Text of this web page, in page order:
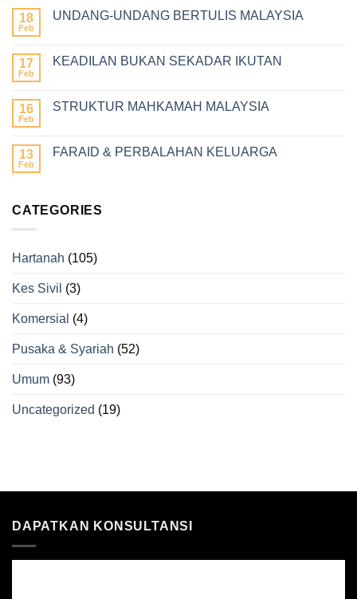
18
Feb
UNDANG-UNDANG BERTULIS MALAYSIA
17
Feb
KEADILAN BUKAN SEKADAR IKUTAN
16
Feb
STRUKTUR MAHKAMAH MALAYSIA
13
Feb
FARAID & PERBALAHAN KELUARGA
CATEGORIES
Hartanah (105)
Kes Sivil (3)
Komersial (4)
Pusaka & Syariah (52)
Umum (93)
Uncategorized (19)
DAPATKAN KONSULTANSI